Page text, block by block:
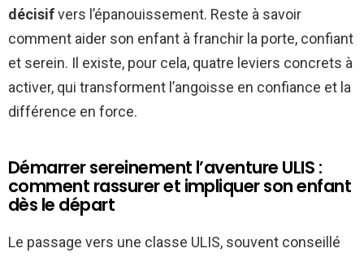
décisifvers l’épanouissement. Reste à savoir
comment aider son enfant à franchir la porte, confiant
et serein. Il existe, pour cela, quatre leviers concrets à
activer, qui transforment l’angoisse en confiance et la
différence en force.
Démarrer sereinement l’aventure ULIS :
comment rassurer et impliquer son enfant
dès le départ
Le passage vers une classe ULIS, souvent conseillé